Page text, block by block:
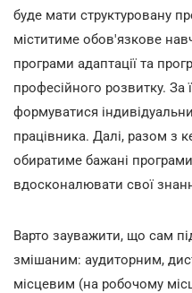
буде мати структуровану
міститиме обов'язкове
програми адаптації та
професійного розвитку. За
формуватися
працівника. Далі, разом з
обиратиме бажані
вдосконалювати свої
Варто зауважити, що сам
змішаним: аудиторним,
місцевим (на робочому